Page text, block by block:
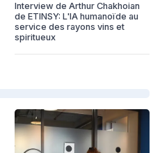
Interview de Arthur Chakhoian
de ETINSY: L'IA humanoïde au
service des rayons vins et
spiritueux